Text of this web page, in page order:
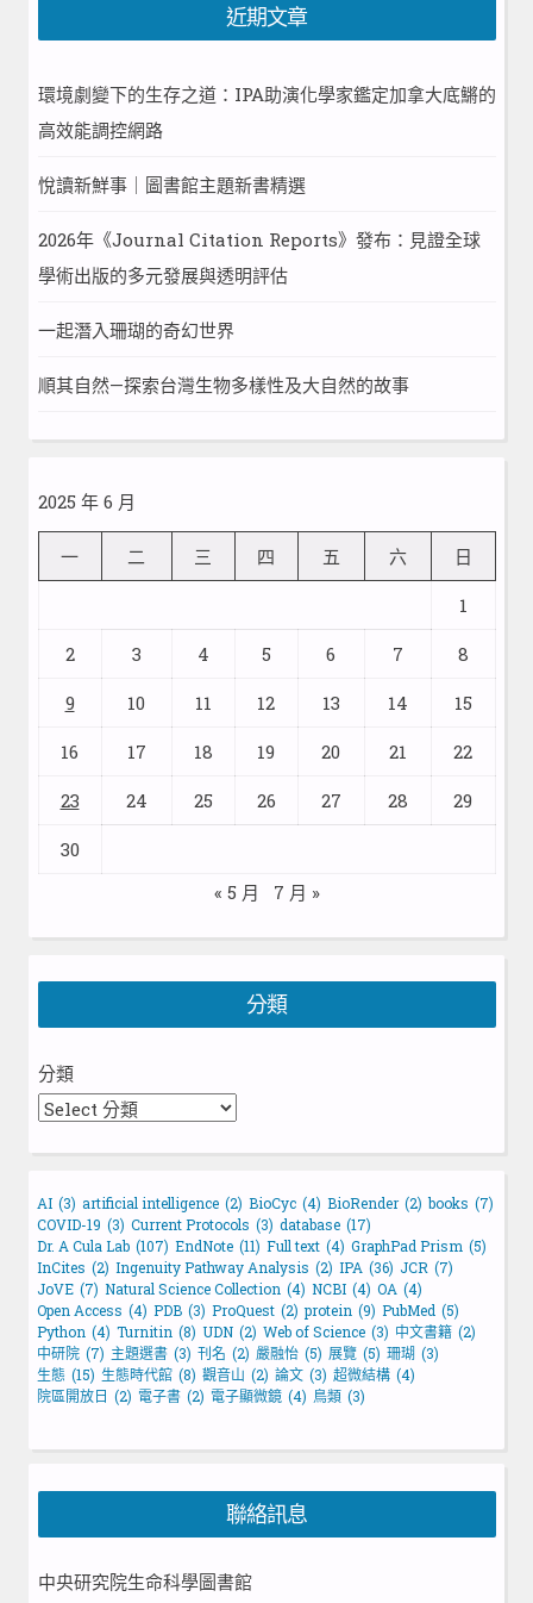
近期文章
環境劇變下的生存之道：IPA助演化學家鑑定加拿大底鱂的
高效能調控網路
悅讀新鮮事｜圖書館主題新書精選
2026年《Journal Citation Reports》發布：見證全球
學術出版的多元發展與透明評估
一起潛入珊瑚的奇幻世界
順其自然—探索台灣生物多樣性及大自然的故事
2025 年 6 月
一 二 三 四 五 六 日
1
2 3 4 5 6 7 8
9 10 11 12 13 14 15
16 17 18 19 20 21 22
23 24 25 26 27 28 29
30
« 5 月
7 月 »
分類
分類
AI (3) artificial intelligence (2) BioCyc (4) BioRender (2) books (7)
COVID-19 (3) Current Protocols (3) database (17)
Dr. A Cula Lab (107) EndNote (11) Full text (4) GraphPad Prism (5)
InCites (2) Ingenuity Pathway Analysis (2) IPA (36) JCR (7)
JoVE (7) Natural Science Collection (4) NCBI (4) OA (4)
Open Access (4) PDB (3) ProQuest (2) protein (9) PubMed (5)
Python (4) Turnitin (8) UDN (2) Web of Science (3) 中文書籍 (2)
中研院 (7) 主題選書 (3) 刊名 (2) 嚴融怡 (5) 展覽 (5) 珊瑚 (3)
生態 (15) 生態時代館 (8) 觀音山 (2) 論文 (3) 超微結構 (4)
院區開放日 (2) 電子書 (2) 電子顯微鏡 (4) 鳥類 (3)
聯絡訊息
中央研究院生命科學圖書館